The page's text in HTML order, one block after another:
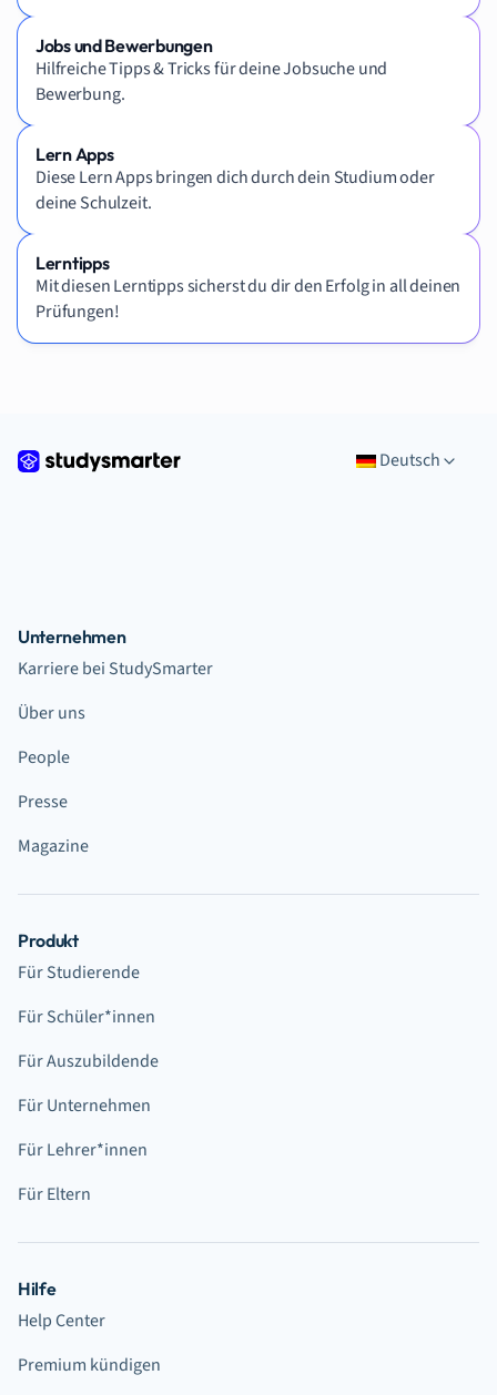
Jobs und Bewerbungen
Hilfreiche Tipps & Tricks für deine Jobsuche und
Bewerbung.
Lern Apps
Diese Lern Apps bringen dich durch dein Studium oder
deine Schulzeit.
Lerntipps
Mit diesen Lerntipps sicherst du dir den Erfolg in all deinen
Prüfungen!
Deutsch
Unternehmen
Karriere bei StudySmarter
Über uns
People
Presse
Magazine
Produkt
Für Studierende
Für Schüler*innen
Für Auszubildende
Für Unternehmen
Für Lehrer*innen
Für Eltern
Hilfe
Help Center
Premium kündigen